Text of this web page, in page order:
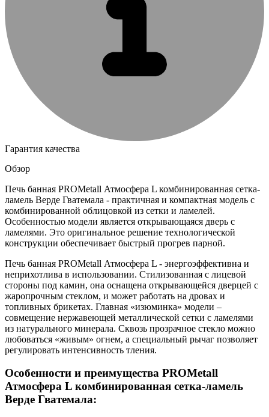
Гарантия качества
Обзор
Печь банная PROMetall Атмосфера L комбинированная сетка-
ламель Верде Гватемала - практичная и компактная модель с
комбинированной облицовкой из сетки и ламелей.
Особенностью модели является открывающаяся дверь с
ламелями. Это оригинальное решение технологической
конструкции обеспечивает быстрый прогрев парной.
Печь банная PROMetall Атмосфера L - энергоэффективна и
неприхотлива в использовании. Стилизованная с лицевой
стороны под камин, она оснащена открывающейся дверцей с
жаропрочным стеклом, и может работать на дровах и
топливных брикетах. Главная «изюминка» модели –
совмещение нержавеющей металлической сетки с ламелями
из натурального минерала. Сквозь прозрачное стекло можно
любоваться «живым» огнем, а специальный рычаг позволяет
регулировать интенсивность тления.
Особенности и преимущества PROMetall
Атмосфера L комбинированная сетка-ламель
Верде Гватемала: